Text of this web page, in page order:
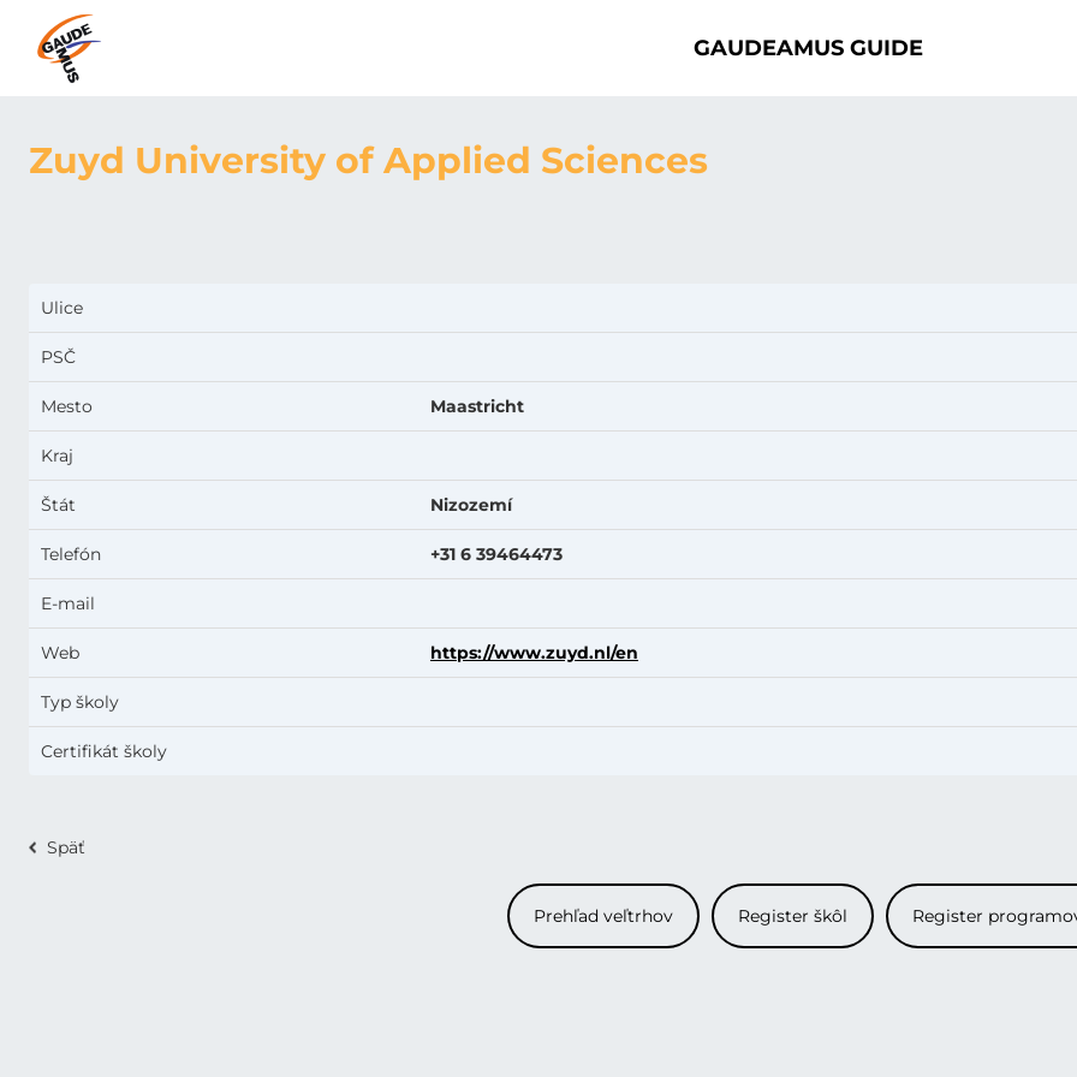
GAUDEAMUS GUIDE
Zuyd University of Applied Sciences
Ulice
PSČ
Mesto Maastricht
Kraj
Štát Nizozemí
Telefón +31 6 39464473
E-mail
Web https://www.zuyd.nl/en
Typ školy
Certifikát školy
Späť
Prehľad veľtrhov Register škôl Register